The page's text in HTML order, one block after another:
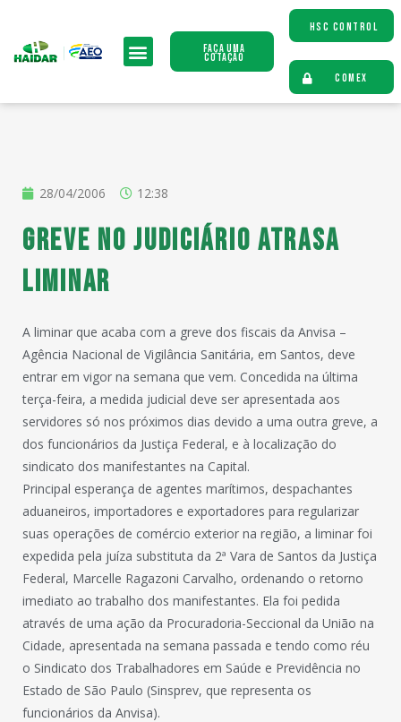
Faça uma
Cotação
HSC CONTROL
COMEX
28/04/2006 12:38
Greve no Judiciário atrasa
liminar
A liminar que acaba com a greve dos fiscais da Anvisa –
Agência Nacional de Vigilância Sanitária, em Santos, deve
entrar em vigor na semana que vem. Concedida na última
terça-feira, a medida judicial deve ser apresentada aos
servidores só nos próximos dias devido a uma outra greve, a
dos funcionários da Justiça Federal, e à localização do
sindicato dos manifestantes na Capital.
Principal esperança de agentes marítimos, despachantes
aduaneiros, importadores e exportadores para regularizar
suas operações de comércio exterior na região, a liminar foi
expedida pela juíza substituta da 2ª Vara de Santos da Justiça
Federal, Marcelle Ragazoni Carvalho, ordenando o retorno
imediato ao trabalho dos manifestantes. Ela foi pedida
através de uma ação da Procuradoria-Seccional da União na
Cidade, apresentada na semana passada e tendo como réu
o Sindicato dos Trabalhadores em Saúde e Previdência no
Estado de São Paulo (Sinsprev, que representa os
funcionários da Anvisa).